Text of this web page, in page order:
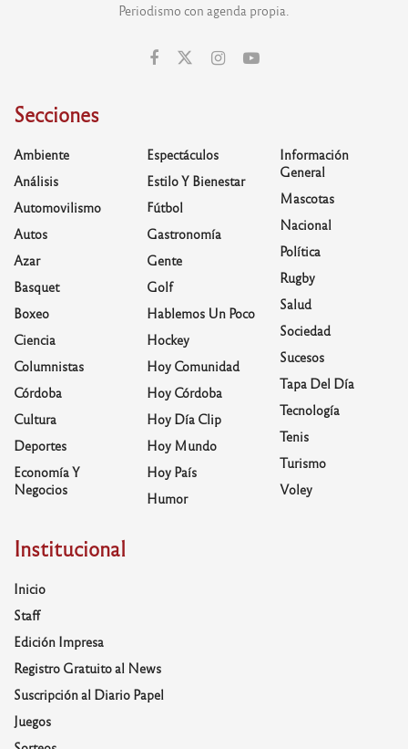
Periodismo con agenda propia.
Secciones
Ambiente
Análisis
Automovilismo
Autos
Azar
Basquet
Boxeo
Ciencia
Columnistas
Córdoba
Cultura
Deportes
Economía Y
Negocios
Espectáculos
Estilo Y Bienestar
Fútbol
Gastronomía
Gente
Golf
Hablemos Un Poco
Hockey
Hoy Comunidad
Hoy Córdoba
Hoy Día Clip
Hoy Mundo
Hoy País
Humor
Información
General
Mascotas
Nacional
Política
Rugby
Salud
Sociedad
Sucesos
Tapa Del Día
Tecnología
Tenis
Turismo
Voley
Institucional
Inicio
Staff
Edición Impresa
Registro Gratuito al News
Suscripción al Diario Papel
Juegos